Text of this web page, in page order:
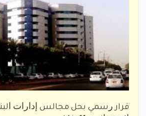
قرار ﺭﺳﻤﻲ ﺑﺤﻞ ﻣﺠﺎﻟﺲ ﺇﺩﺍﺭﺍﺕ